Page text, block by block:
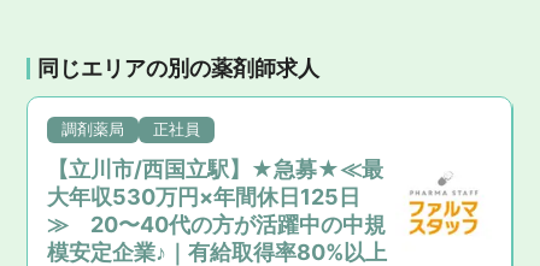
同じエリアの別の薬剤師求人
調剤薬局 正社員
【立川市/西国立駅】★急募★≪最
大年収530万円×年間休日125日
≫ 20〜40代の方が活躍中の中規
模安定企業♪｜有給取得率80%以上